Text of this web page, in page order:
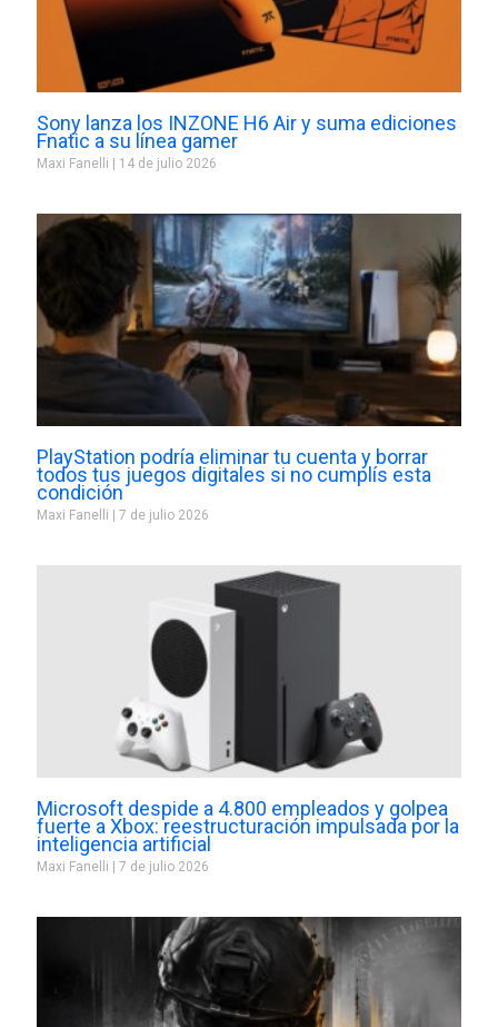
Sony lanza los INZONE H6 Air y suma ediciones
Fnatic a su línea gamer
Maxi Fanelli 14 de julio 2026
PlayStation podría eliminar tu cuenta y borrar
todos tus juegos digitales si no cumplís esta
condición
Maxi Fanelli 7 de julio 2026
Microsoft despide a 4.800 empleados y golpea
fuerte a Xbox: reestructuración impulsada por la
inteligencia artificial
Maxi Fanelli 7 de julio 2026